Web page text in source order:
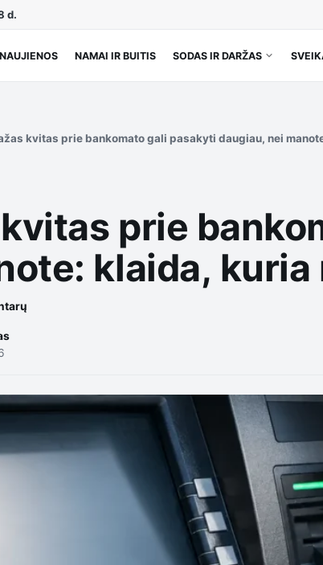
d.
NAUJIENOS NAMAI IR BUITIS SODAS IR DARŽAS
kvitas prie bankomato gali pasakyti daugiau, nei
prie
klaida,